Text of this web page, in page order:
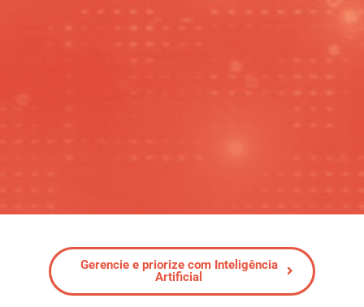
Gerencie e priorize com Inteligência
Artificial